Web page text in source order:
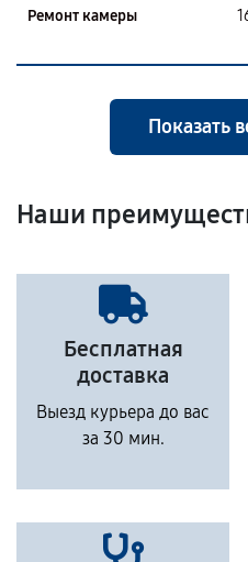
Ремонт камеры
Показать
Наши
Бесплатная
доставка
Выезд курьера до вас
за 30 мин.